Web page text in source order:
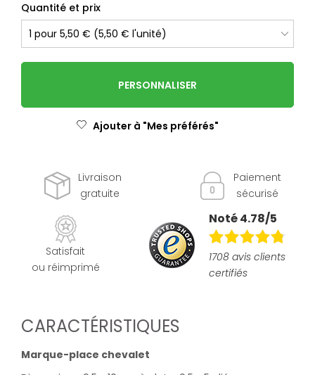
Quantité et prix
PERSONNALISER
Ajouter à "Mes préférés"
Livraison
gratuite
Paiement
sécurisé
Satisfait
ou réimprimé
Noté 4.78/5
1708 avis clients
certifiés
CARACTÉRISTIQUES
Marque-place chevalet